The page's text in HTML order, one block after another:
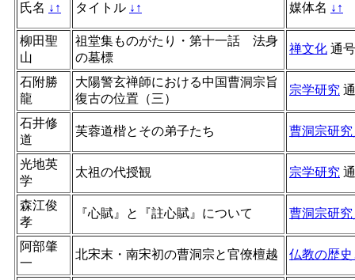
氏名 ↓ ↑ タイトル ↓ ↑ 媒体名 ↓ ↑
柳田聖
山
祖堂集ものがたり・第十一話 法身
の墓標
禅文化 通
石附勝
龍
大陽警玄禅師における中国曹洞宗旨
復古の位置（三）
宗学研究
石井修
道
芙蓉道楷とその弟子たち 曹洞宗研
光地英
学
太祖の代授観 宗学研究
森江俊
孝
『心賦』と『註心賦』について 曹洞宗研
阿部肇
一
北宋末・南宋初の曹洞宗と官僚檀越 仏教の歴